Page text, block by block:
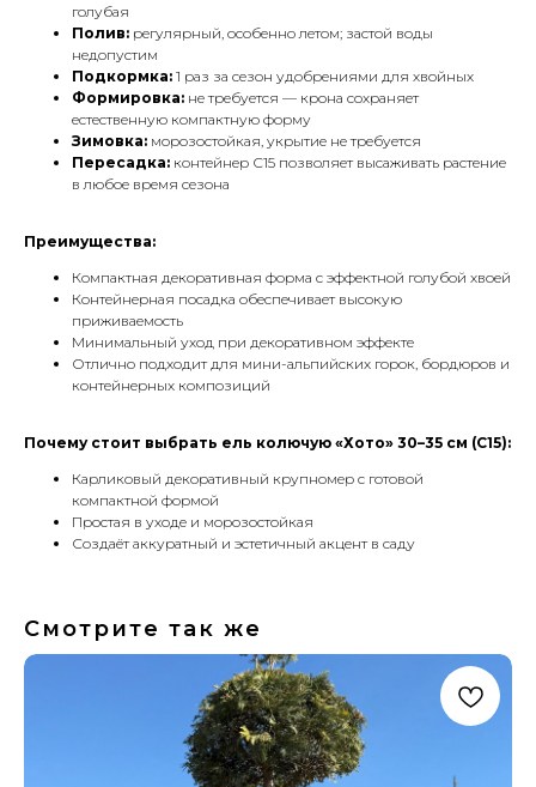
голубая
Полив: регулярный, особенно летом; застой воды
недопустим
Подкормка: 1 раз за сезон удобрениями для хвойных
Формировка: не требуется — крона сохраняет
естественную компактную форму
Зимовка: морозостойкая, укрытие не требуется
Пересадка: контейнер С15 позволяет высаживать растение
в любое время сезона
Преимущества:
Компактная декоративная форма с эффектной голубой хвоей
Контейнерная посадка обеспечивает высокую
приживаемость
Минимальный уход при декоративном эффекте
Отлично подходит для мини-альпийских горок, бордюров и
контейнерных композиций
Почему стоит выбрать ель колючую «Хотo» 30–35 см (С15):
Карликовый декоративный крупномер с готовой
компактной формой
Простая в уходе и морозостойкая
Создаёт аккуратный и эстетичный акцент в саду
Смотрите так же